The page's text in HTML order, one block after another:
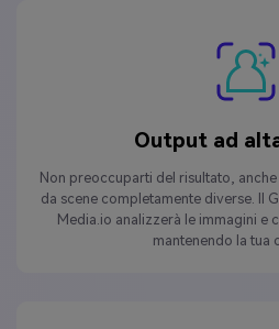
Output ad
Non preoccuparti del risultato,
da scene completamente diverse. Il
Media.io analizzerà le immagini
mantenendo la tua